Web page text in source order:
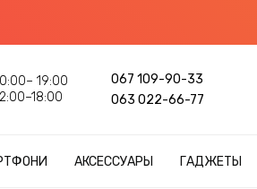
19:00
067 109-90-33
063 022-66-77
АКСЕССУАРЫ ГАДЖЕТЫ